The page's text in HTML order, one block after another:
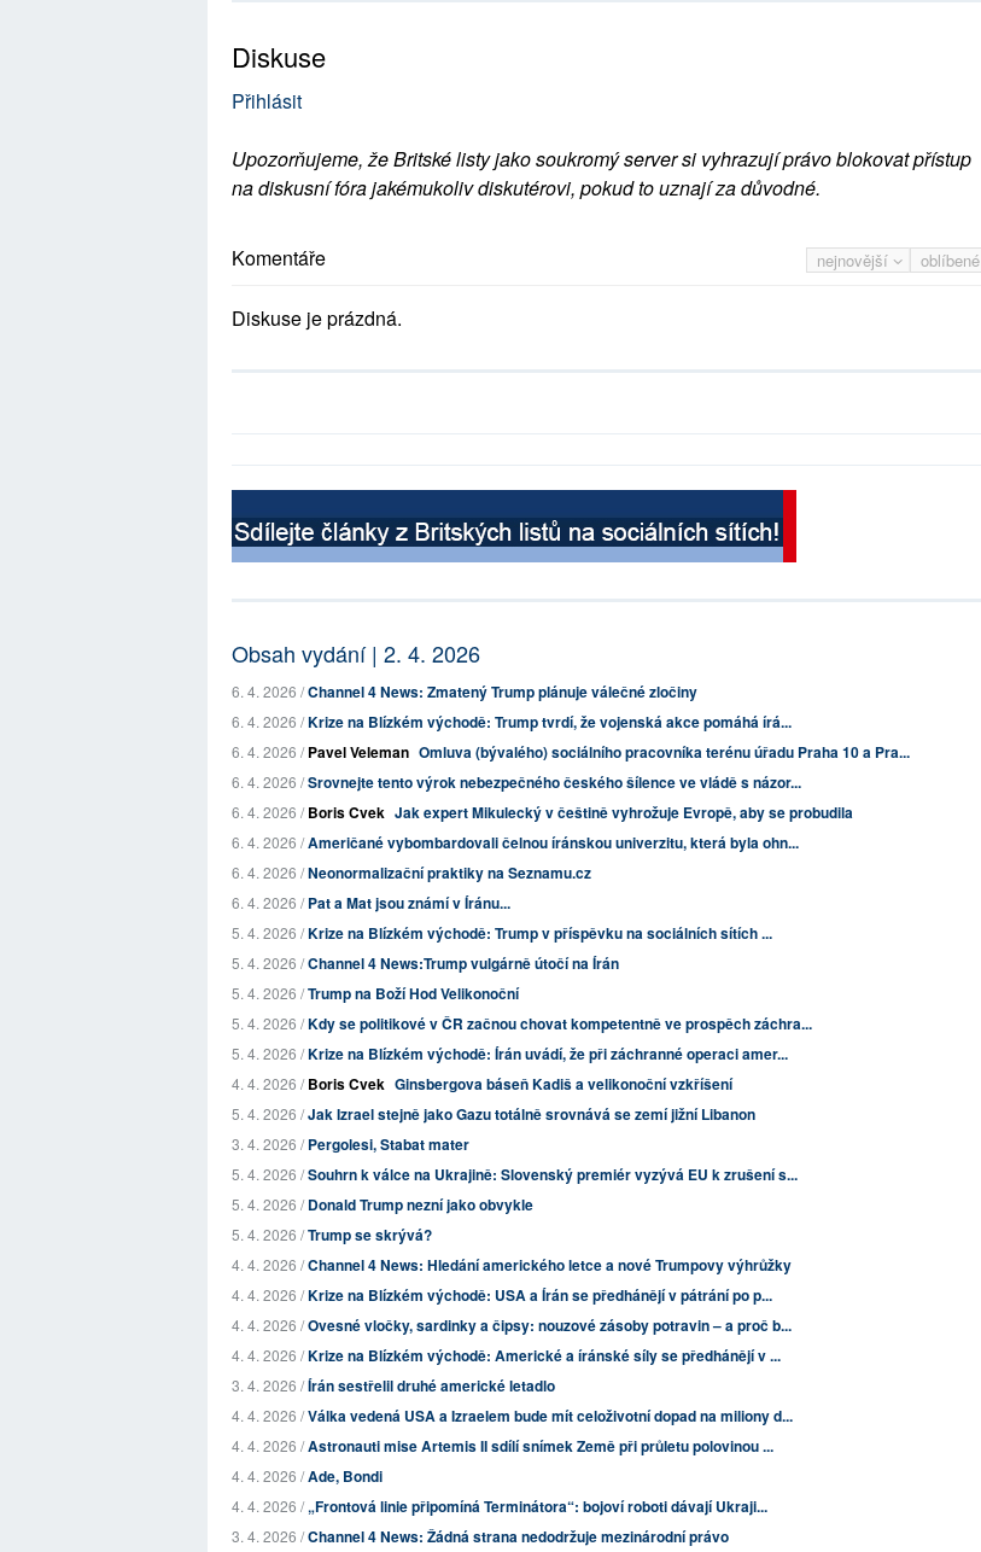
Diskuse
Přihlásit
Upozorňujeme, že Britské listy jako soukromý server si vyhrazují právo blokovat přístup
na diskusní fóra jakémukoliv diskutérovi, pokud to uznají za důvodné.
nejnovější oblíbené
Komentáře
Diskuse je prázdná.
Obsah vydání | 2. 4. 2026
6. 4. 2026 /Channel 4 News: Zmatený Trump plánuje válečné zločiny
6. 4. 2026 /Krize na Blízkém východě: Trump tvrdí, že vojenská akce pomáhá írá...
6. 4. 2026 /Pavel Veleman Omluva (bývalého) sociálního pracovníka terénu úřadu Praha 10 a Pra...
6. 4. 2026 /Srovnejte tento výrok nebezpečného českého šílence ve vládě s názor...
6. 4. 2026 /Boris Cvek Jak expert Mikulecký v češtině vyhrožuje Evropě, aby se probudila
6. 4. 2026 /Američané vybombardovali čelnou íránskou univerzitu, která byla ohn...
6. 4. 2026 /Neonormalizační praktiky na Seznamu.cz
6. 4. 2026 /Pat a Mat jsou známí v Íránu...
5. 4. 2026 /Krize na Blízkém východě: Trump v příspěvku na sociálních sítích ...
5. 4. 2026 /Channel 4 News:Trump vulgárně útočí na Írán
5. 4. 2026 /Trump na Boží Hod Velikonoční
5. 4. 2026 /Kdy se politikové v ČR začnou chovat kompetentně ve prospěch záchra...
5. 4. 2026 /Krize na Blízkém východě: Írán uvádí, že při záchranné operaci amer...
4. 4. 2026 /Boris Cvek Ginsbergova báseň Kadiš a velikonoční vzkříšení
5. 4. 2026 /Jak Izrael stejně jako Gazu totálně srovnává se zemí jižní Libanon
3. 4. 2026 /Pergolesi, Stabat mater
5. 4. 2026 /Souhrn k válce na Ukrajině: Slovenský premiér vyzývá EU k zrušení s...
5. 4. 2026 /Donald Trump nezní jako obvykle
5. 4. 2026 /Trump se skrývá?
4. 4. 2026 /Channel 4 News: Hledání amerického letce a nové Trumpovy výhrůžky
4. 4. 2026 /Krize na Blízkém východě: USA a Írán se předhánějí v pátrání po p...
4. 4. 2026 /Ovesné vločky, sardinky a čipsy: nouzové zásoby potravin – a proč b...
4. 4. 2026 /Krize na Blízkém východě: Americké a íránské síly se předhánějí v ...
3. 4. 2026 /Írán sestřelil druhé americké letadlo
4. 4. 2026 /Válka vedená USA a Izraelem bude mít celoživotní dopad na miliony d...
4. 4. 2026 /Astronauti mise Artemis II sdílí snímek Země při průletu polovinou ...
4. 4. 2026 /Ade, Bondi
4. 4. 2026 /„Frontová linie připomíná Terminátora“: bojoví roboti dávají Ukraji...
3. 4. 2026 /Channel 4 News: Žádná strana nedodržuje mezinárodní právo